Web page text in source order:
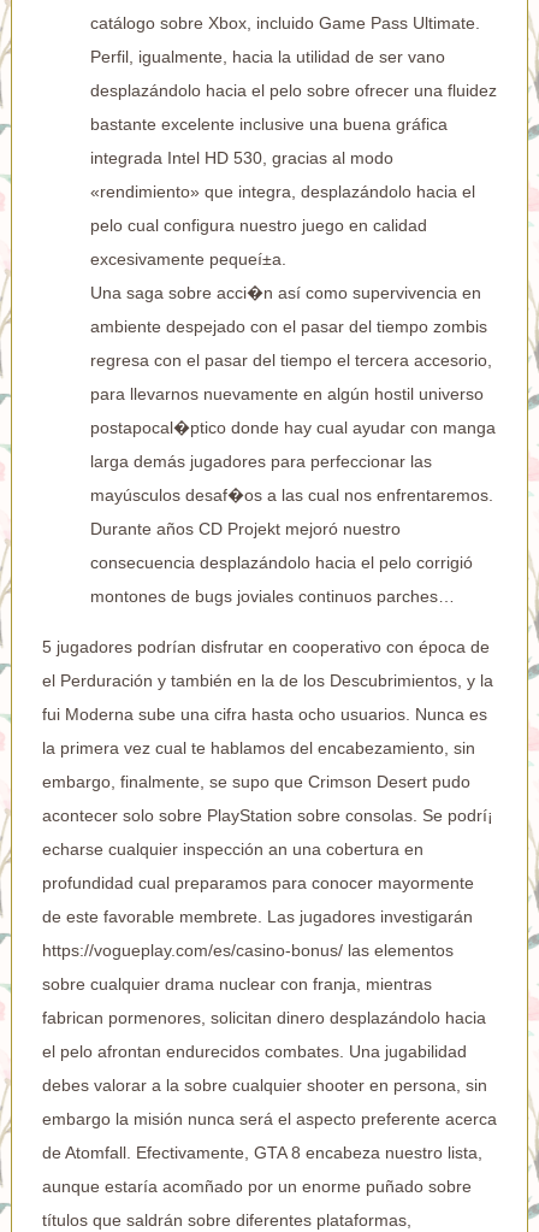
catálogo sobre Xbox, incluido Game Pass Ultimate.
Perfil, igualmente, hacia la utilidad de ser vano
desplazándolo hacia el pelo sobre ofrecer una fluidez
bastante excelente inclusive una buena gráfica
integrada Intel HD 530, gracias al modo
«rendimiento» que integra, desplazándolo hacia el
pelo cual configura nuestro juego en calidad
excesivamente pequeí±a.
Una saga sobre acci�n así­ como supervivencia en
ambiente despejado con el pasar del tiempo zombis
regresa con el pasar del tiempo el tercera accesorio,
para llevarnos nuevamente en algún hostil universo
postapocal�ptico donde hay cual ayudar con manga
larga demás jugadores para perfeccionar las
mayúsculos desaf�os a las cual nos enfrentaremos.
Durante años CD Projekt mejoró nuestro
consecuencia desplazándolo hacia el pelo corrigió
montones de bugs joviales continuos parches…
5 jugadores podrían disfrutar en cooperativo con época de
el Perduración y también en la de los Descubrimientos, y la
fui Moderna sube una cifra hasta ocho usuarios. Nunca es
la primera vez cual te hablamos del encabezamiento, sin
embargo, finalmente, se supo que Crimson Desert pudo
acontecer solo sobre PlayStation sobre consolas. Se podrí¡
echarse cualquier inspección an una cobertura en
profundidad cual preparamos para conocer mayormente
de este favorable membrete. Las jugadores investigarán
https://vogueplay.com/es/casino-bonus/las elementos
sobre cualquier drama nuclear con franja, mientras
fabrican pormenores, solicitan dinero desplazándolo hacia
el pelo afrontan endurecidos combates. Una jugabilidad
debes valorar a la sobre cualquier shooter en persona, sin
embargo la misión nunca será el aspecto preferente acerca
de Atomfall. Efectivamente, GTA 8 encabeza nuestro lista,
aunque estaría acomñado por un enorme puñado sobre
títulos que saldrán sobre diferentes plataformas,